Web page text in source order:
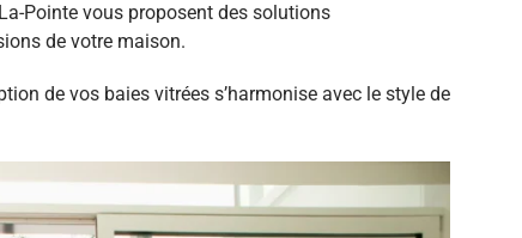
Pointe vous proposent des solutions
de votre maison.
de vos baies vitrées s’harmonise avec le style de